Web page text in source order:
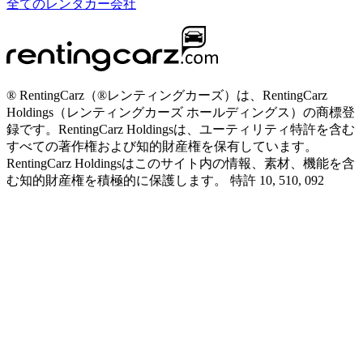
全てのレンタカー会社
® RentingCarz（®レンティングカーズ）は、RentingCarz
Holdings（レンティングカーズ ホールディングス）の商標登
録です。RentingCarz Holdingsは、ユーティリティ特許を含む
すべての著作権および知的財産権を保有しています。
RentingCarz Holdingsはこのサイト内の情報、素材、機能を含
む知的財産権を積極的に保護します。 特許 10, 510, 092